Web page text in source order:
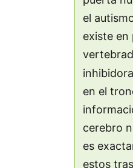
el
existe
en el
cerebro
es
estos